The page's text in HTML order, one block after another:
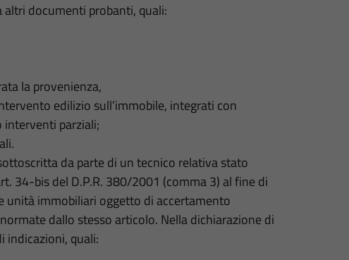
documenti probanti, quali:
la provenienza,
edilizio sull’immobile, integrati con
parziali;
da parte di un tecnico relativa stato
34-bis del D.P.R. 380/2001 (comma 3) al fine di
unità immobiliari oggetto di accertamento
dallo stesso articolo. Nella dichiarazione di
indicazioni, quali: